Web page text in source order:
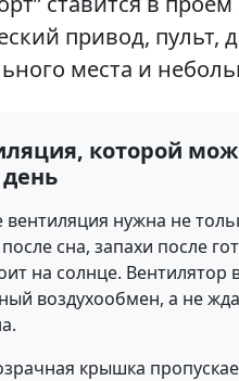
привод, пульт,
места и
которой
вентиляция нужна не
сна, запахи после
на солнце. Вентилятор
воздухообмен, а не
крышка